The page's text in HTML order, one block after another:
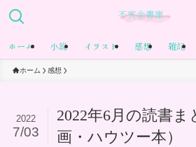
ホーム 小説 イラスト 感想 雑記
ホーム 感想
2022年6月の読書
画・ハウツー本）
2022
7/03